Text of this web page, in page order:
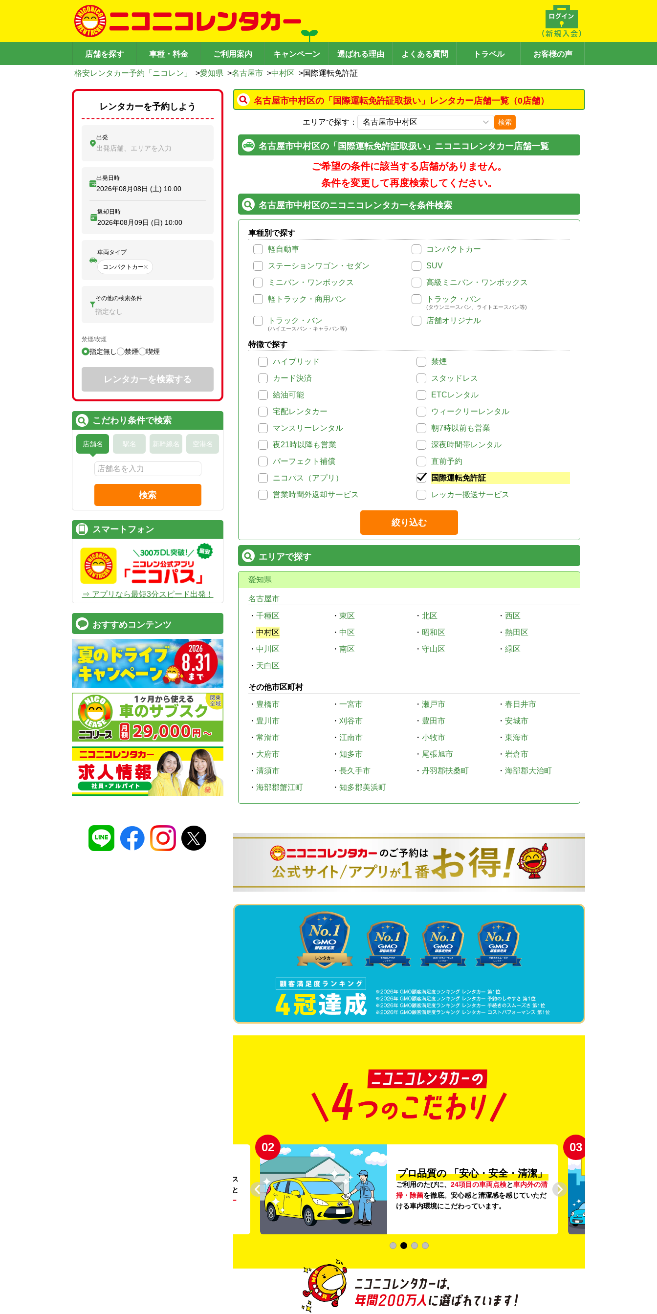
店舗を探す 車種・料金 ご利用案内 キャンペーン 選ばれる理由 よくある質問 トラベル お客様の声
格安レンタカー予約「ニコレン」 >愛知県 >名古屋市 >中村区 >国際運転免許証
名古屋市中村区の「国際運転免許証取扱い」レンタカー店舗一覧（0店舗）
エリアで探す： 検索
名古屋市中村区の「国際運転免許証取扱い」ニコニコレンタカー店舗一覧
ご希望の条件に該当する店舗がありません。
条件を変更して再度検索してください。
名古屋市中村区のニコニコレンタカーを条件検索
車種別で探す
軽自動車
コンパクトカー
ステーションワゴン・セダン
SUV
ミニバン・ワンボックス
高級ミニバン・ワンボックス
軽トラック・商用バン
トラック・バン
(タウンエースバン、ライトエースバン等)
トラック・バン
(ハイエースバン・キャラバン等)
店舗オリジナル
特徴で探す
ハイブリッド
禁煙
カード決済
スタッドレス
給油可能
ETCレンタル
宅配レンタカー
ウィークリーレンタル
マンスリーレンタル
朝7時以前も営業
夜21時以降も営業
深夜時間帯レンタル
パーフェクト補償
直前予約
ニコパス（アプリ）
国際運転免許証
営業時間外返却サービス
レッカー搬送サービス
絞り込む
エリアで探す
愛知県
名古屋市
・ 千種区 ・ 東区 ・ 北区 ・ 西区
・ 中村区 ・ 中区 ・ 昭和区 ・ 熱田区
・ 中川区 ・ 南区 ・ 守山区 ・ 緑区
・ 天白区
その他市区町村
・ 豊橋市 ・ 一宮市 ・ 瀬戸市 ・ 春日井市
・ 豊川市 ・ 刈谷市 ・ 豊田市 ・ 安城市
・ 常滑市 ・ 江南市 ・ 小牧市 ・ 東海市
・ 大府市 ・ 知多市 ・ 尾張旭市 ・ 岩倉市
・ 清須市 ・ 長久手市 ・ 丹羽郡扶桑町 ・ 海部郡大治町
・ 海部郡蟹江町 ・ 知多郡美浜町
。ガソリンス
タンドや整備工場の既存インフラを活用すること
リー
02
プロ品質の 「安心・安全・清潔」
ご利用のたびに、 24項目の車両点検と車内外の清
掃・除菌を徹底。安心感と清潔感を感じていただ
ける車内環境にこだわっています。
03
レンタカーを予約しよう
出発
出発店舗、エリアを入力
出発日時
2026年08月08日 (土) 10:00
返却日時
2026年08月09日 (日) 10:00
車両タイプ
コンパクトカー
その他の検索条件
指定なし
禁煙/喫煙
指定無し 禁煙 喫煙
レンタカーを検索する
こだわり条件で検索
店舗名 駅名 新幹線名 空港名
検索
スマートフォン
⇒ アプリなら最短3分スピード出発！
おすすめコンテンツ